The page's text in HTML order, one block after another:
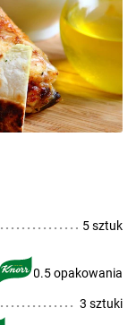
5 sztuk
0.5 opakowania
3 sztuki